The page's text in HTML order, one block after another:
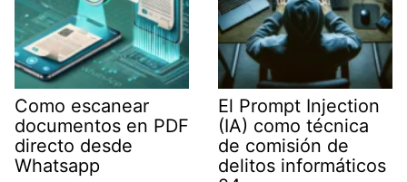
Como escanear
documentos en PDF
directo desde
Whatsapp
El Prompt Injection
(IA) como técnica
de comisión de
delitos informáticos